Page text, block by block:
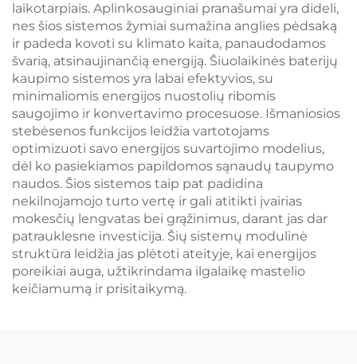
laikotarpiais. Aplinkosauginiai pranašumai yra dideli,
nes šios sistemos žymiai sumažina anglies pėdsaką
ir padeda kovoti su klimato kaita, panaudodamos
švarią, atsinaujinančią energiją. Šiuolaikinės baterijų
kaupimo sistemos yra labai efektyvios, su
minimaliomis energijos nuostolių ribomis
saugojimo ir konvertavimo procesuose. Išmaniosios
stebėsenos funkcijos leidžia vartotojams
optimizuoti savo energijos suvartojimo modelius,
dėl ko pasiekiamos papildomos sąnaudų taupymo
naudos. Šios sistemos taip pat padidina
nekilnojamojo turto vertę ir gali atitikti įvairias
mokesčių lengvatas bei grąžinimus, darant jas dar
patrauklesne investicija. Šių sistemų modulinė
struktūra leidžia jas plėtoti ateityje, kai energijos
poreikiai auga, užtikrindama ilgalaikę mastelio
keičiamumą ir prisitaikymą.